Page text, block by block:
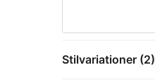
Stilvariationer (2)